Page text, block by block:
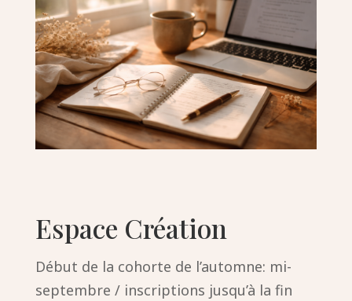
Espace Création
Début de la cohorte de l’automne: mi-
septembre / inscriptions jusqu’à la fin